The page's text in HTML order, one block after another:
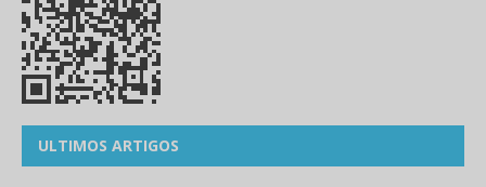
ULTIMOS ARTIGOS